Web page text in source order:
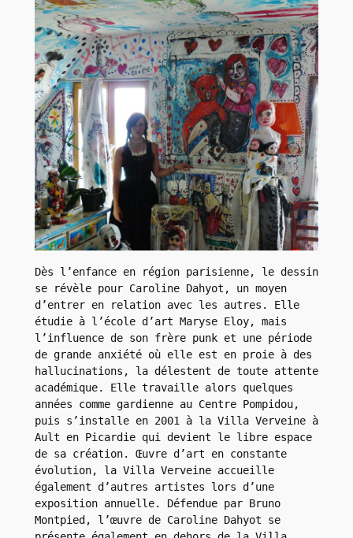
Dès l’enfance en région parisienne, le dessin
se révèle pour Caroline Dahyot, un moyen
d’entrer en relation avec les autres. Elle
étudie à l’école d’art Maryse Eloy, mais
l’influence de son frère punk et une période
de grande anxiété où elle est en proie à des
hallucinations, la délestent de toute attente
académique. Elle travaille alors quelques
années comme gardienne au Centre Pompidou,
puis s’installe en 2001 à la Villa Verveine à
Ault en Picardie qui devient le libre espace
de sa création. Œuvre d’art en constante
évolution, la Villa Verveine accueille
également d’autres artistes lors d’une
exposition annuelle. Défendue par Bruno
Montpied, l’œuvre de Caroline Dahyot se